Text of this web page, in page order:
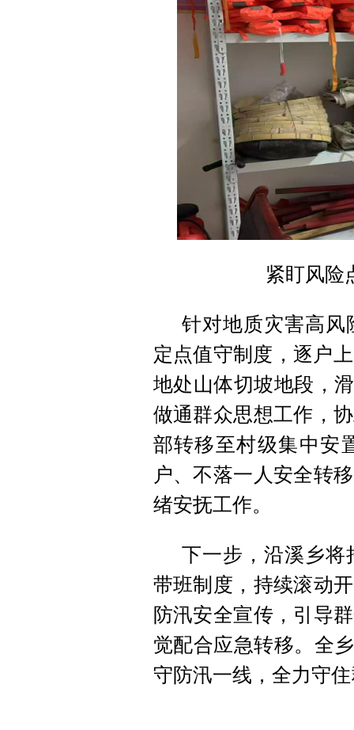
紧盯风险
针对地质灾害高风
定点值守制度，逐户
地处山体切坡地段，
做通群众思想工作，
部转移至村级集中安
户、不落一人安全转
绪安抚工作。
下一步，沿溪乡将
带班制度，持续滚动
防汛安全宣传，引导
觉配合应急转移。全
守防汛一线，全力守